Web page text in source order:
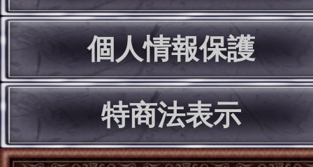
個人情報保護
特商法表示